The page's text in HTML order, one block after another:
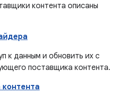
контента описаны
к данным и обновить их с
поставщика контента.